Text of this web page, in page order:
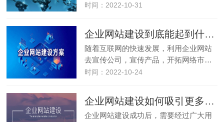
时间：2022-10-31
企业网站建设到底能起到什么作用
随着互联网的快速发展，利用企业网站
去宣传公司，宣传产品，开拓网络市…
时间：2022-10-24
企业网站建设如何吸引更多的用户
企业网站建设成功后，需要经过广大用